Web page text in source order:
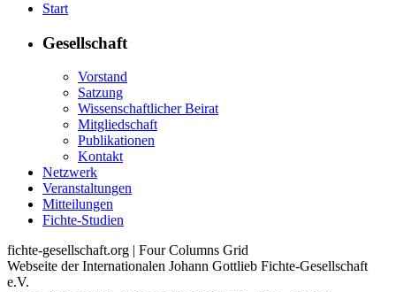
Start
Gesellschaft
Vorstand
Satzung
Wissenschaftlicher Beirat
Mitgliedschaft
Publikationen
Kontakt
Netzwerk
Veranstaltungen
Mitteilungen
Fichte-Studien
fichte-gesellschaft.org | Four Columns Grid
Webseite der Internationalen Johann Gottlieb Fichte-Gesellschaft
e.V.